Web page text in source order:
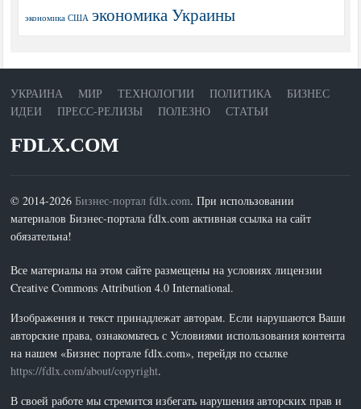
экономика США экономика Украины
УКРАИНА МИР ТЕХНОЛОГИИ ПОЛИТИКА
БИЗНЕС
ИДЕИ
ПРЕСС-РЕЛИЗЫ ПОЛЕЗНО СТАТЬИ
FDLX.COM
© 2014-2026 Бизнес-портал fdlx.com. При использовании
материалов Бизнес-портала fdlx.com активная ссылка на сайт
обязательна!
Все материалы на этом сайте размещены на условиях лицензии
Creative Commons Attribution 4.0 International.
Изображения и текст принадлежат авторам. Если нарушаются Ваши
авторские права, ознакомьтесь с Условиями использования контента
на нашем «Бизнес портале fdlx.com», перейдя по ссылке
https://fdlx.com/about/copyright.
В своей работе мы стремится избегать нарушения авторских прав и